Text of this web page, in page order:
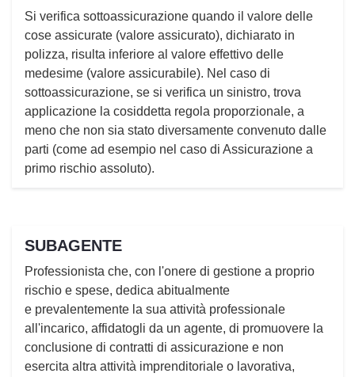
Si verifica sottoassicurazione quando il valore delle
cose assicurate (valore assicurato), dichiarato in
polizza, risulta inferiore al valore effettivo delle
medesime (valore assicurabile). Nel caso di
sottoassicurazione, se si verifica un sinistro, trova
applicazione la cosiddetta regola proporzionale, a
meno che non sia stato diversamente convenuto dalle
parti (come ad esempio nel caso di Assicurazione a
primo rischio assoluto).
SUBAGENTE
Professionista che, con l'onere di gestione a proprio
rischio e spese, dedica abitualmente
e prevalentemente la sua attività professionale
all'incarico, affidatogli da un agente, di promuovere la
conclusione di contratti di assicurazione e non
esercita altra attività imprenditoriale o lavorativa,